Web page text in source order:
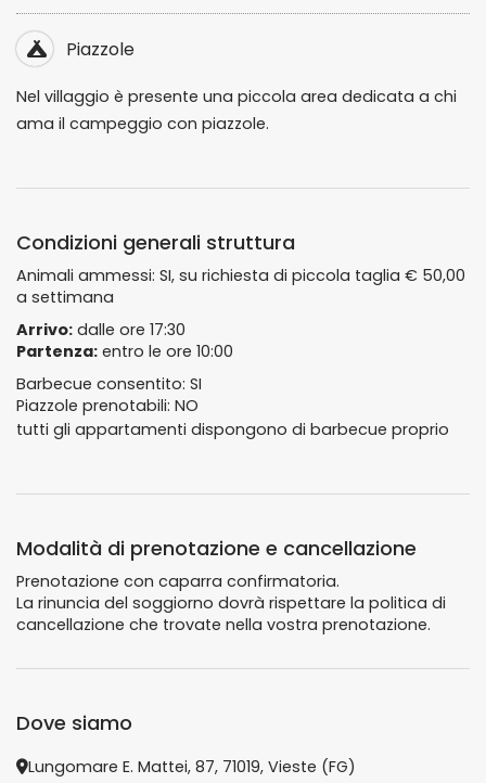
Piazzole
Nel villaggio è presente una piccola area dedicata a chi
ama il campeggio con piazzole.
Condizioni generali struttura
Animali ammessi: SI, su richiesta di piccola taglia € 50,00
a settimana
Arrivo: dalle ore 17:30
Partenza: entro le ore 10:00
Barbecue consentito: SI
Piazzole prenotabili: NO
tutti gli appartamenti dispongono di barbecue proprio
Modalità di prenotazione e cancellazione
Prenotazione con caparra confirmatoria.
La rinuncia del soggiorno dovrà rispettare la politica di
cancellazione che trovate nella vostra prenotazione.
Dove siamo
Lungomare E. Mattei, 87, 71019, Vieste (FG)